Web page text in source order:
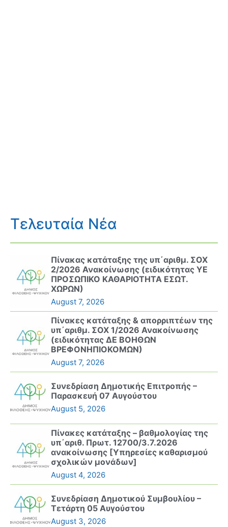
Τελευταία Νέα
Πίνακας κατάταξης της υπ΄αριθμ. ΣΟΧ
2/2026 Ανακοίνωσης (ειδικότητας ΥΕ
ΠΡΟΣΩΠΙΚΟ ΚΑΘΑΡΙΟΤΗΤΑ ΕΣΩΤ.
ΧΩΡΩΝ)
August 7, 2026
Πίνακες κατάταξης & απορριπτέων της
υπ΄αριθμ. ΣΟΧ 1/2026 Ανακοίνωσης
(ειδικότητας ΔΕ ΒΟΗΘΩΝ
ΒΡΕΦΟΝΗΠΙΟΚΟΜΩΝ)
August 7, 2026
Συνεδρίαση Δημοτικής Επιτροπής –
Παρασκευή 07 Αυγούστου
August 5, 2026
Πίνακες κατάταξης – βαθμολογίας της
υπ΄αριθ. Πρωτ. 12700/3.7.2026
ανακοίνωσης [Υπηρεσίες καθαρισμού
σχολικών μονάδων]
August 4, 2026
Συνεδρίαση Δημοτικού Συμβουλίου –
Τετάρτη 05 Αυγούστου
August 3, 2026